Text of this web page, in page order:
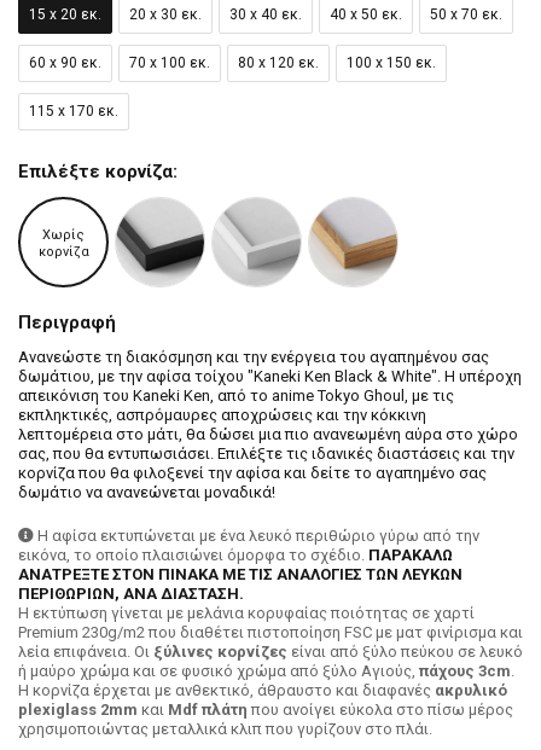
15 x 20 εκ. 20 x 30 εκ. 30 x 40 εκ. 40 x 50 εκ. 50 x 70 εκ.
60 x 90 εκ. 70 x 100 εκ. 80 x 120 εκ. 100 x 150 εκ.
115 x 170 εκ.
Επιλέξτε κορνίζα:
Χωρίς
κορνίζα
Περιγραφή
Ανανεώστε τη διακόσμηση και την ενέργεια του αγαπημένου σας
δωμάτιου, με την αφίσα τοίχου "Kaneki Ken Black & White". Η υπέροχη
απεικόνιση του Kaneki Ken, από το anime Tokyo Ghoul, με τις
εκπληκτικές, ασπρόμαυρες αποχρώσεις και την κόκκινη
λεπτομέρεια στο μάτι, θα δώσει μια πιο ανανεωμένη αύρα στο χώρο
σας, που θα εντυπωσιάσει. Επιλέξτε τις ιδανικές διαστάσεις και την
κορνίζα που θα φιλοξενεί την αφίσα και δείτε το αγαπημένο σας
δωμάτιο να ανανεώνεται μοναδικά!
Η αφίσα εκτυπώνεται με ένα λευκό περιθώριο γύρω από την
εικόνα, το οποίο πλαισιώνει όμορφα το σχέδιο. ΠΑΡΑΚΑΛΩ
ΑΝΑΤΡΕΞΤΕ ΣΤΟΝ ΠΙΝΑΚΑ ΜΕ ΤΙΣ ΑΝΑΛΟΓΙΕΣ ΤΩΝ ΛΕΥΚΩΝ
ΠΕΡΙΘΩΡΙΩΝ, ΑΝΑ ΔΙΑΣΤΑΣΗ.
H εκτύπωση γίνεται με μελάνια κορυφαίας ποιότητας σε χαρτί
Premium 230g/m2 που διαθέτει πιστοποίηση FSC με ματ φινίρισμα και
λεία επιφάνεια. Οι ξύλινες κορνίζες είναι από ξύλο πεύκου σε λευκό
ή μαύρο χρώμα και σε φυσικό χρώμα από ξύλο Αγιούς, πάχους 3cm.
Η κορνίζα έρχεται με ανθεκτικό, άθραυστο και διαφανές ακρυλικό
plexiglass 2mm και Mdf πλάτη που ανοίγει εύκολα στο πίσω μέρος
χρησιμοποιώντας μεταλλικά κλιπ που γυρίζουν στο πλάι.